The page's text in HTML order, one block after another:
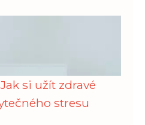
si užít zdravé
stresu